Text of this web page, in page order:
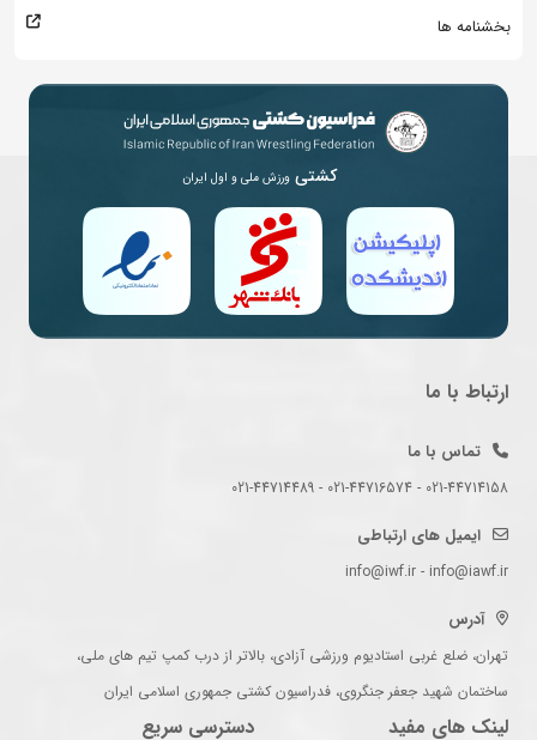
بخشنامه ها
کشتی ورزش ملی و اول ایران
ارتباط با ما
تماس با ما
021-44714158 - 021-44716574 - 021-44714489
ایمیل های ارتباطی
info@iwf.ir - info@iawf.ir
آدرس
تهران، ضلع غربی استادیوم ورزشی آزادی، بالاتر از درب کمپ تیم های ملی،
ساختمان شهید جعفر جنگروی، فدراسیون کشتی جمهوری اسلامی ایران
لینک های مفید دسترسی سریع